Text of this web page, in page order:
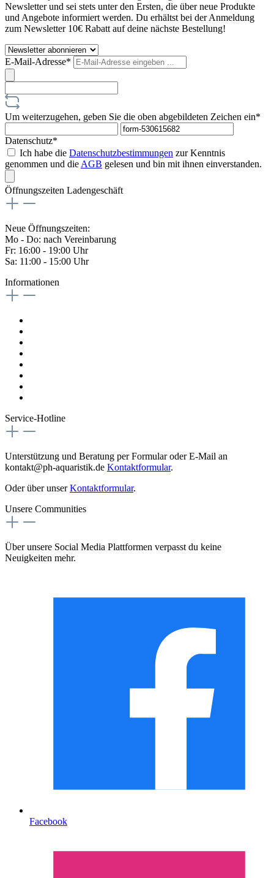
Newsletter und sei stets unter den Ersten, die über neue Produkte
und Angebote informiert werden. Du erhältst bei der Anmeldung
zum Newsletter 10€ Rabatt auf deine nächste Bestellung!
E-Mail-Adresse*
Um weiterzugehen, geben Sie die oben abgebildeten Zeichen ein*
Datenschutz*
Ich habe die Datenschutzbestimmungen zur Kenntnis
genommen und die AGB gelesen und bin mit ihnen einverstanden.
Öffnungszeiten Ladengeschäft
Neue Öffnungszeiten:
Mo - Do: nach Vereinbarung
Fr: 16:00 - 19:00 Uhr
Sa: 11:00 - 15:00 Uhr
Informationen
Service-Hotline
Unterstützung und Beratung per Formular oder E-Mail an
kontakt@ph-aquaristik.de Kontaktformular.
Oder über unserKontaktformular.
Unsere Communities
Über unsere Social Media Plattformen verpasst du keine
Neuigkeiten mehr.
Facebook